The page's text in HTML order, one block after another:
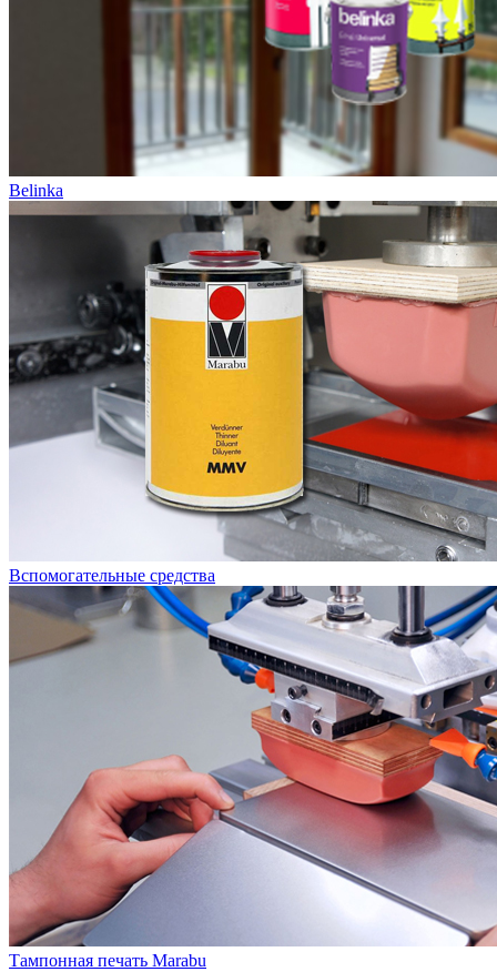
Belinka
Вспомогательные средства
Тампонная печать Marabu